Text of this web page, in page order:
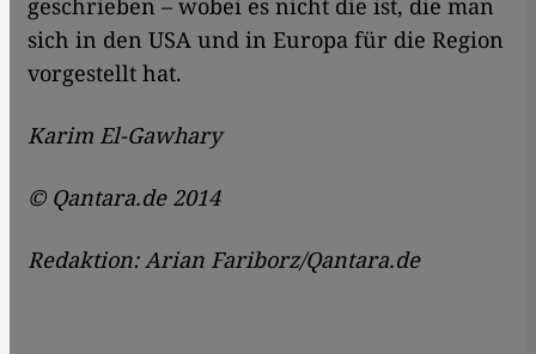
sich in den USA und in Europa für die Region
vorgestellt hat.
Karim El-Gawhary
© Qantara.de 2014
Redaktion: Arian Fariborz/Qantara.de